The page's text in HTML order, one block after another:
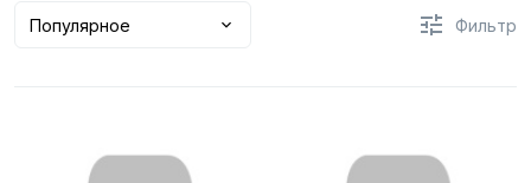
Популярное Фильтр